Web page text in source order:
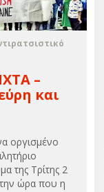
–
και
οργισμένο
της Τρίτης 2
ώρα που η